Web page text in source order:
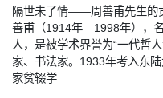
隔世未了情——周善甫先生的
善甫（1914年—1998年），
人，是被学术界誉为“一代哲
家、书法家。1933年考入东
家贫辍学